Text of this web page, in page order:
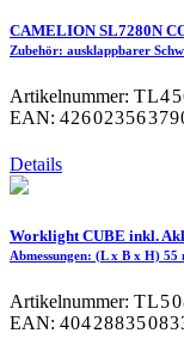
CAMELION SL7280N
Zubehör: ausklappbarer
Artikelnummer:
EAN:
Details
Worklight CUBE inkl.
Abmessungen: (L x B x H)
Artikelnummer:
EAN: